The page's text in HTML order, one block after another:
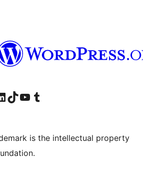
account
our LinkedIn account
Apsilankykite mūsų TikTok paskyroje
Visit our YouTube channel
Apsilankykite mūsų Tumblr paskyroje
is the intellectual property